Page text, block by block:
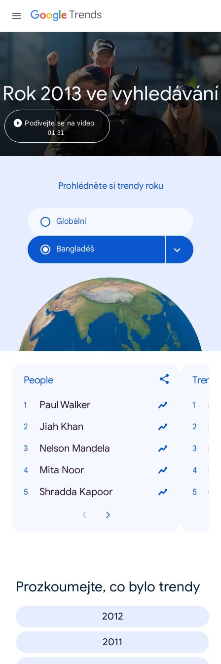
Trends
Rok 2013 ve vyhledávání
Podívejte se na video
01:31
Prohlédněte si trendy roku
Globální
Bangladéš
People
Paul Walker
Jiah Khan
Nelson Mandela
Mita Noor
Shradda Kapoor
Fb
Prozkoumejte, co bylo trendy
2012
2011